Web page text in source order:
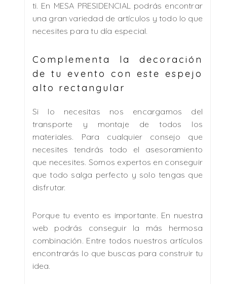
ti. En MESA PRESIDENCIAL podrás encontrar
una gran variedad de artículos y todo lo que
necesites para tu día especial.
Complementa la decoración
de tu evento con este espejo
alto rectangular
Si lo necesitas nos encargamos del
transporte y montaje de todos los
materiales. Para cualquier consejo que
necesites tendrás todo el asesoramiento
que necesites. Somos expertos en conseguir
que todo salga perfecto y solo tengas que
disfrutar.
Porque tu evento es importante. En nuestra
web podrás conseguir la más hermosa
combinación. Entre todos nuestros artículos
encontrarás lo que buscas para construir tu
idea.